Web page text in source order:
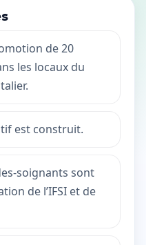
de 20
les locaux du
est construit.
soignants sont
de l’IFSI et de